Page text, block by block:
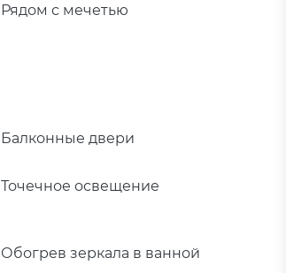
Рядом с мечетью
Балконные двери
Точечное освещение
Обогрев зеркала в ванной